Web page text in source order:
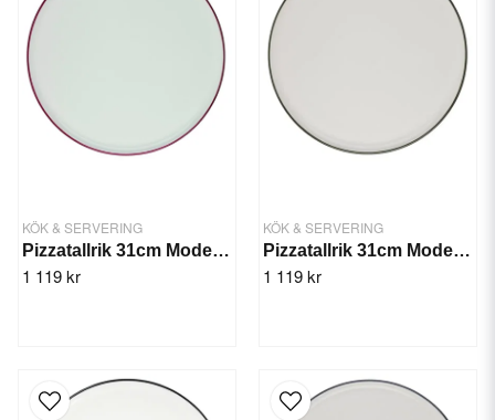
KÖK & SERVERING
Pizzatallrik 31cm Modest Mörkröd - 6st/fp
1 119 kr
KÖK & SERVERING
Pizzatallrik 31cm Modest Grön - 6st/fp
1 119 kr